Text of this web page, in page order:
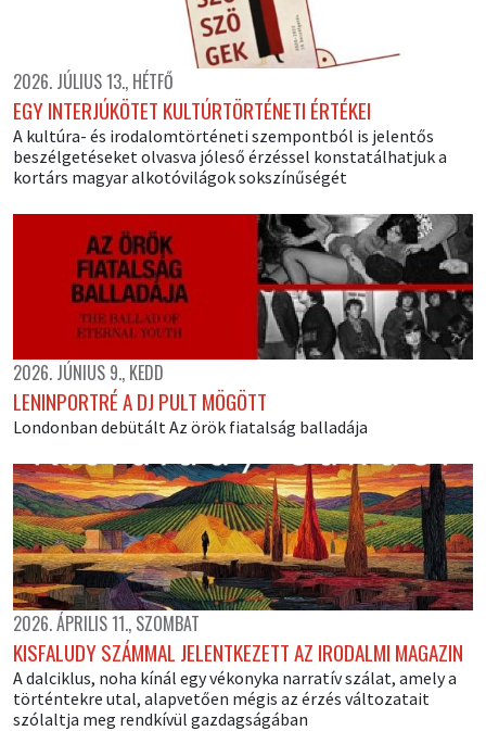
2026. JÚLIUS 13., HÉTFŐ
EGY INTERJÚKÖTET KULTÚRTÖRTÉNETI ÉRTÉKEI
A kultúra- és irodalomtörténeti szempontból is jelentős
beszélgetéseket olvasva jóleső érzéssel konstatálhatjuk a
kortárs magyar alkotóvilágok sokszínűségét
2026. JÚNIUS 9., KEDD
LENINPORTRÉ A DJ PULT MÖGÖTT
Londonban debütált Az örök fiatalság balladája
2026. ÁPRILIS 11., SZOMBAT
KISFALUDY SZÁMMAL JELENTKEZETT AZ IRODALMI MAGAZIN
A dalciklus, noha kínál egy vékonyka narratív szálat, amely a
történtekre utal, alapvetően mégis az érzés változatait
szólaltja meg rendkívül gazdagságában